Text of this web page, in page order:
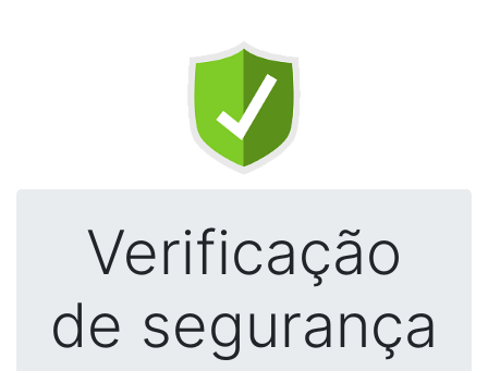
Verificação
de segurança